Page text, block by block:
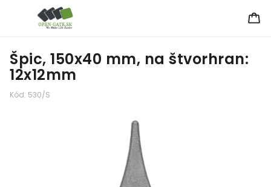
Špic, 150x40 mm, na štvorhran:
12x12mm
Kód: 530/S